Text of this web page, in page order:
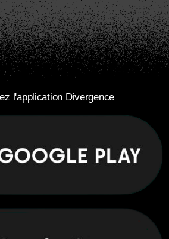
l'application Divergence